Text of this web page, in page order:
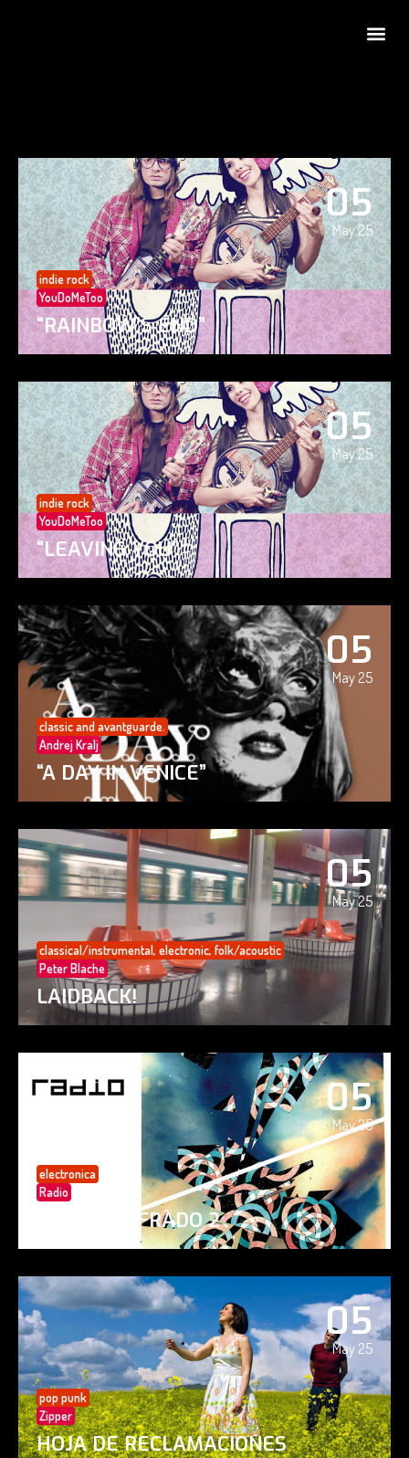
05
May 25
indie rock
YouDoMeToo
“RAINBOW’S END”
05
May 25
indie rock
YouDoMeToo
“LEAVING YOU”
05
May 25
classic and avantguarde.
Andrej Kralj
“A DAY IN VENICE”
05
May 25
classical/instrumental, electronic, folk/acoustic
Peter Blache
LAIDBACK!
05
May 25
electronica
Radio
PAISAJE CIFRADO 2
05
May 25
pop punk
Zipper
HOJA DE RECLAMACIONES